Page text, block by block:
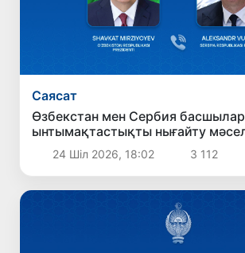
Саясат
Өзбекстан мен Сербия
ынтымақтастықты нығайту
талқылады
24 Шіл 2026, 18:02 3 112